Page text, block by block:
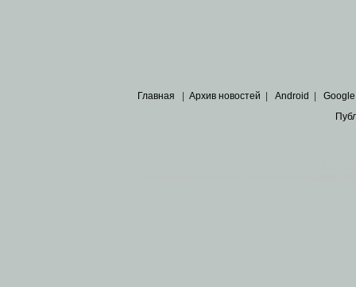
Главная Архив новостей Android Google